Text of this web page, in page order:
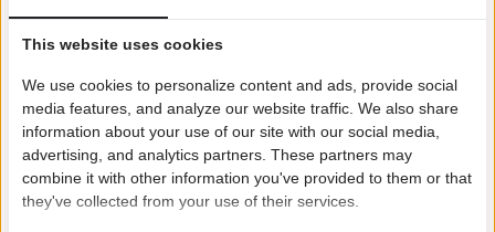
Gastfreundlicher Familiencampingplatz
Umringt von schöner Natur
Waaaahnsinnig viel Schwimmspaß!
Viele Aktivitäten für Jung & Alt
This website uses cookies
We use cookies to personalize content and ads, provide social
media features, and analyze our website traffic. We also share
information about your use of our site with our social media,
advertising, and analytics partners. These partners may
combine it with other information you've provided to them or that
they've collected from your use of their services.